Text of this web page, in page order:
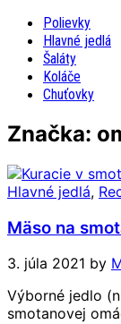
Polievky
Hlavné jedlá
Šaláty
Koláče
Chuťovky
Značka:
Hlavné jedlá,
Mäso na
3. júla 2021 by
Výborné jedlo
smotanovej